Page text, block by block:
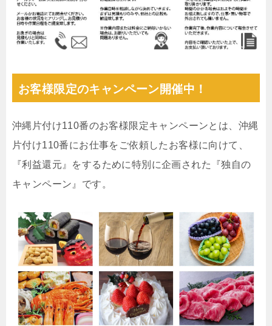
お客様限定のキャンペーン開催中！
沖縄片付け110番のお客様限定キャンペーンとは、沖縄
片付け110番にお仕事をご依頼したお客様に向けて、
『利益還元』をするために特別に企画された『独自の
キャンペーン』です。